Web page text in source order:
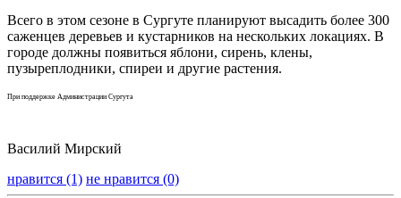
Всего в этом сезоне в Сургуте планируют высадить более 300
саженцев деревьев и кустарников на нескольких локациях. В
городе должны появиться яблони, сирень, клены,
пузыреплодники, спиреи и другие растения.
При поддержке Администрации Сургута
Василий Мирский
нравится (1) не нравится (0)